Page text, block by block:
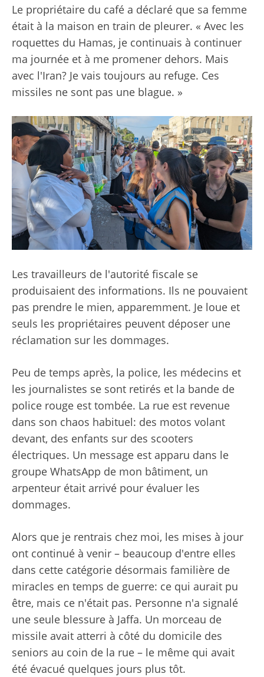
Le propriétaire du café a déclaré que sa femme
était à la maison en train de pleurer. « Avec les
roquettes du Hamas, je continuais à continuer
ma journée et à me promener dehors. Mais
avec l'Iran? Je vais toujours au refuge. Ces
missiles ne sont pas une blague. »
Les travailleurs de l'autorité fiscale se
produisaient des informations. Ils ne pouvaient
pas prendre le mien, apparemment. Je loue et
seuls les propriétaires peuvent déposer une
réclamation sur les dommages.
Peu de temps après, la police, les médecins et
les journalistes se sont retirés et la bande de
police rouge est tombée. La rue est revenue
dans son chaos habituel: des motos volant
devant, des enfants sur des scooters
électriques. Un message est apparu dans le
groupe WhatsApp de mon bâtiment, un
arpenteur était arrivé pour évaluer les
dommages.
Alors que je rentrais chez moi, les mises à jour
ont continué à venir – beaucoup d'entre elles
dans cette catégorie désormais familière de
miracles en temps de guerre: ce qui aurait pu
être, mais ce n'était pas. Personne n'a signalé
une seule blessure à Jaffa. Un morceau de
missile avait atterri à côté du domicile des
seniors au coin de la rue – le même qui avait
été évacué quelques jours plus tôt.